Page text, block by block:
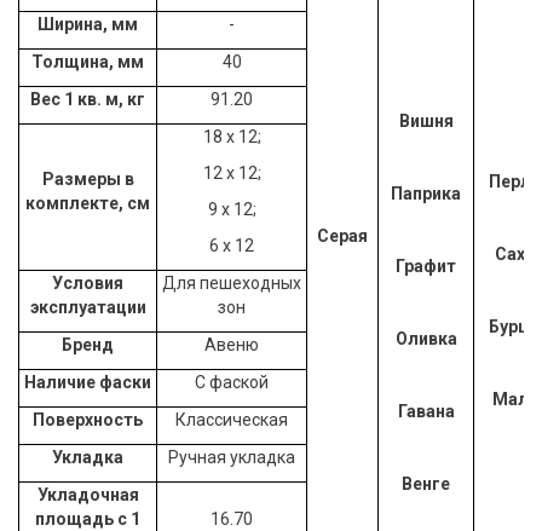
Серая
Вишня
Паприка
Графит
Оливка
Гавана
Венге
Ширина, мм
-
Толщина, мм
40
Вес 1 кв. м, кг
91.20
Размеры в
комплекте, см
18 х 12;
12 х 12;
9 х 12;
6 х 12
Условия
эксплуатации
Для пешеходных
зон
Бренд
Авеню
Наличие фаски
С фаской
Поверхность
Классическая
Укладка
Ручная укладка
Укладочная
площадь с 1
16.70